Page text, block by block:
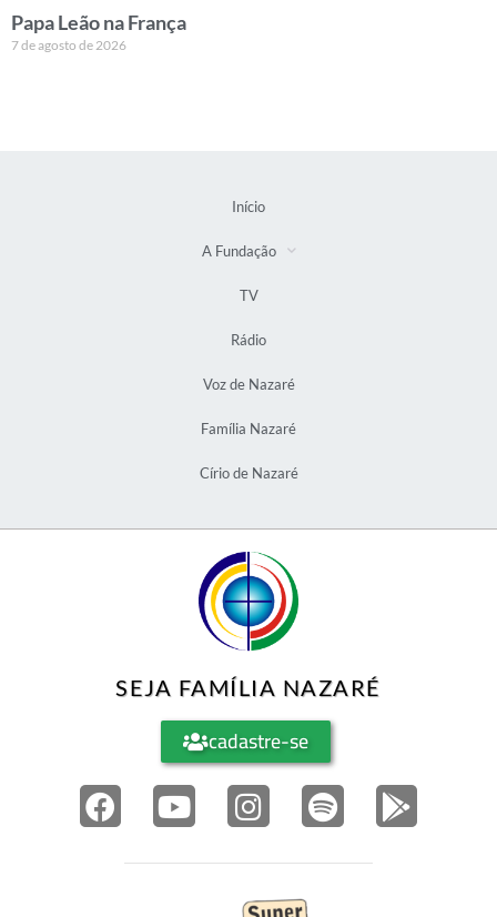
Papa Leão na França
7 de agosto de 2026
Início
A Fundação
TV
Rádio
Voz de Nazaré
Família Nazaré
Círio de Nazaré
SEJA FAMÍLIA NAZARÉ
cadastre-se